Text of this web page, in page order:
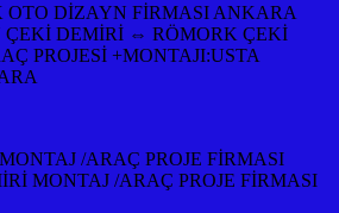
OTO DİZAYN FİRMASI ANKARA
DEMİRİ ⇔ RÖMORK ÇEKİ
PROJESİ +MONTAJI:USTA
/ARAÇ PROJE FİRMASI
MONTAJ /ARAÇ PROJE FİRMASI